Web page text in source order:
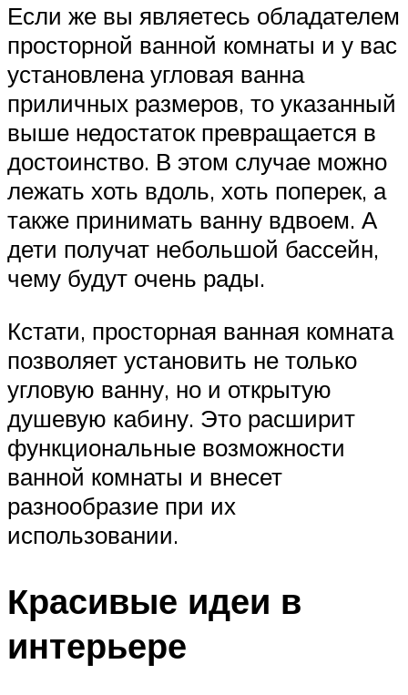
Если же вы являетесь обладателем
просторной ванной комнаты и у вас
установлена угловая ванна
приличных размеров, то указанный
выше недостаток превращается в
достоинство. В этом случае можно
лежать хоть вдоль, хоть поперек, а
также принимать ванну вдвоем. А
дети получат небольшой бассейн,
чему будут очень рады.
Кстати, просторная ванная комната
позволяет установить не только
угловую ванну, но и открытую
душевую кабину. Это расширит
функциональные возможности
ванной комнаты и внесет
разнообразие при их
использовании.
Красивые идеи в
интерьере